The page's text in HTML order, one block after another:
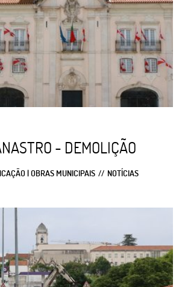
- DEMOLIÇÃO
| OBRAS MUNICIPAIS NOTÍCIAS